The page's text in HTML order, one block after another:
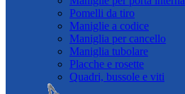
Pomelli da tiro
Maniglie a codice
Maniglia per cancello
Maniglia tubolare
Placche e rosette
Quadri, bussole e viti